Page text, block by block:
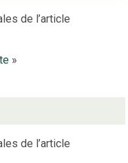
de l’article
»
de l’article